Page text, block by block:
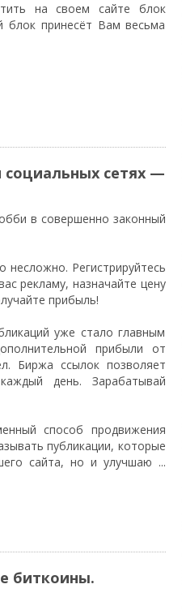
на своем сайте блок
принесёт Вам весьма
социальных сетях —
в совершенно законный
Регистрируйтесь
рекламу, назначайте цену
прибыль!
уже стало главным
прибыли от
Биржа ссылок позволяет
день. Зарабатывай
способ продвижения
публикации, которые
сайта, но и улучшаю ...
биткоины.